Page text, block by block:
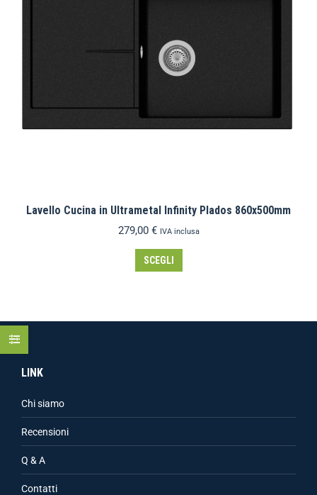
Lavello Cucina in Ultrametal Infinity Plados 860x500mm
279,00 € IVA inclusa
SCEGLI
LINK
Chi siamo
Recensioni
Q & A
Contatti